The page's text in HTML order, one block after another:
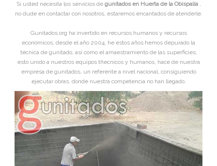
Si usted necesita los servicios de gunitados en Huerta de la Obispalía ,
no dude en contactar con nosotros, estaremos encantados de atenderle.
Gunitados.org ha invertido en recursos humanos y recursos
económicos, desde el año 2004, he estos años hemos depurado la
técnica de gunitado, asi como el amaestramiento de las superficies,
esto unido a nuestros equipos tñecnicos y humanos, hace de nuestra
empresa de gunitados, un referente a nivel nacional, consiguiendo
ejecutar obras, donde nuestra competencia no han llegado.